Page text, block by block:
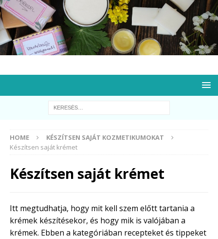
HOME
KÉSZÍTSEN SAJÁT KOZMETIKUMOKAT
Készítsen saját krémet
Készítsen saját krémet
Itt megtudhatja, hogy mit kell szem előtt tartania a
krémek készítésekor, és hogy mik is valójában a
krémek. Ebben a kategóriában recepteket és tippeket